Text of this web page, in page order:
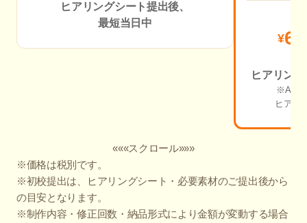
ヒアリングシート提出後、
最短当日中
¥
ヒアリン
※A4チ
ヒアリ
«««スクロール»»»
※価格は税別です。
※初校提出は、ヒアリングシート・必要素材のご提出後から
の目安となります。
※制作内容・修正回数・納品形式により金額が変動する場合